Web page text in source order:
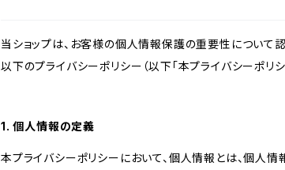
当ショップは、お客様の個人情報保護の重要性について
以下のプライバシーポリシー（以下「本プライバシーポリ
1. 個人情報の定義
本プライバシーポリシーにおいて、個人情報とは、個人